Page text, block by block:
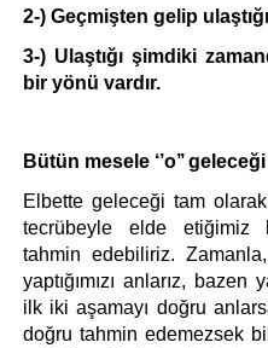
2-) Geçmişten gelip
3-) Ulaştığı şimdiki
bir yönü vardır.
Bütün mesele ‘’o’’
Elbette geleceği tam
tecrübeyle elde etiğimiz
tahmin edebiliriz.
yaptığımızı anlarız, bazen
ilk iki aşamayı doğru
doğru tahmin edemezsek